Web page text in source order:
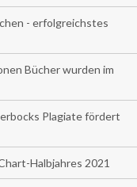
- erfolgreichstes
Bücher wurden im
Plagiate fördert
Halbjahres 2021